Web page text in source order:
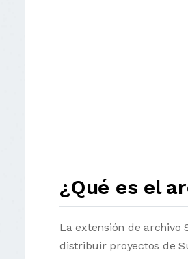
¿Qué es el
La extensión de archivo
distribuir proyectos de